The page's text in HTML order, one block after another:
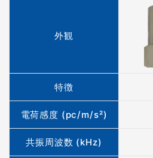
外観
特徴
電荷感度 (pc/m/s²)
共振周波数 (kHz)